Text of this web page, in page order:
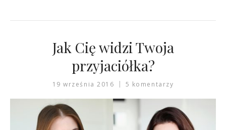
Jak Cię widzi Twoja
przyjaciółka?
19 września 2016 5 komentarzy